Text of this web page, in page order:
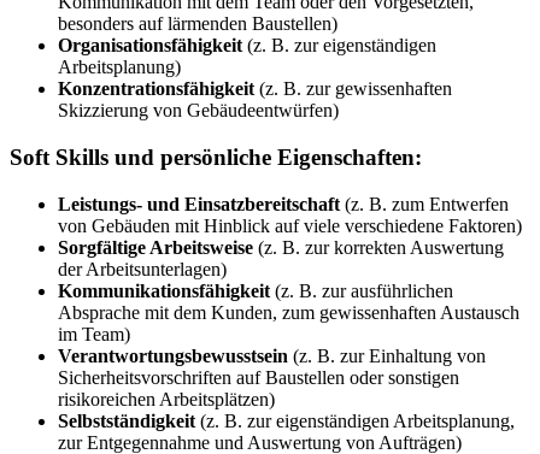
besonders auf lärmenden Baustellen)
Organisationsfähigkeit (z. B. zur eigenständigen
Arbeitsplanung)
Konzentrationsfähigkeit (z. B. zur gewissenhaften
Skizzierung von Gebäudeentwürfen)
Soft Skills und persönliche Eigenschaften:
Leistungs- und Einsatzbereitschaft (z. B. zum Entwerfen
von Gebäuden mit Hinblick auf viele verschiedene Faktoren)
Sorgfältige Arbeitsweise (z. B. zur korrekten Auswertung
der Arbeitsunterlagen)
Kommunikationsfähigkeit (z. B. zur ausführlichen
Absprache mit dem Kunden, zum gewissenhaften Austausch
im Team)
Verantwortungsbewusstsein (z. B. zur Einhaltung von
Sicherheitsvorschriften auf Baustellen oder sonstigen
risikoreichen Arbeitsplätzen)
Selbstständigkeit (z. B. zur eigenständigen Arbeitsplanung,
zur Entgegennahme und Auswertung von Aufträgen)